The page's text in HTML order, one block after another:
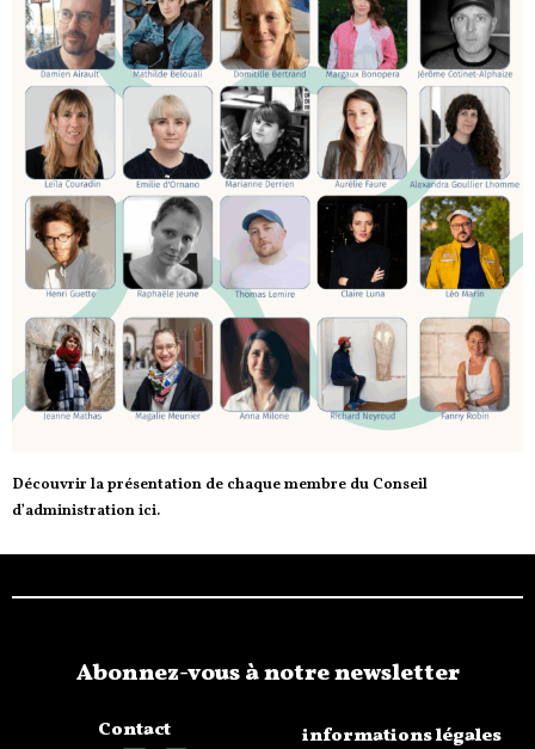
Découvrir la présentation de chaque membre du Conseil
d’administration ici.
Contact
Abonnez-vous à notre newsletter
informations légales